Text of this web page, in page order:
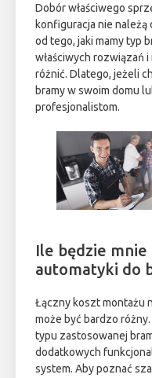
Dobór właściwego
konfiguracja nie należą
od tego, jaki mamy typ
właściwych rozwiązań
różnić. Dlatego, jeżeli
bramy w swoim domu
profesjonalistom.
Ile będzie
automatyki do
Łączny koszt montażu
może być bardzo
typu zastosowanej
dodatkowych
system. Aby poznać